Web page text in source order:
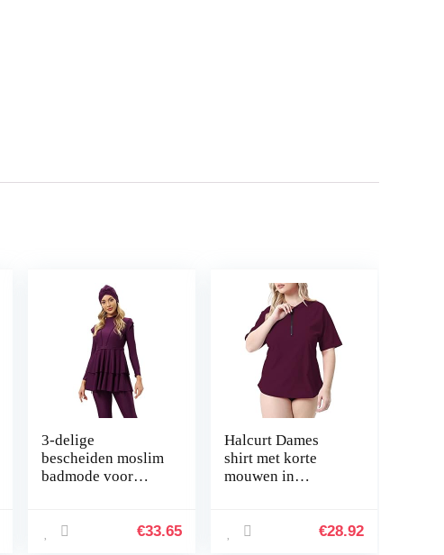
3-delige
bescheiden moslim
badmode voor
met lange mouwen,
€33.65
Halcurt Dames
shirt met korte
mouwen in
ritssluiting
€28.92